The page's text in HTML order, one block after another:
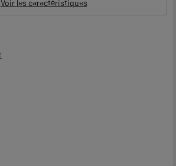
Voir les caractéristiques